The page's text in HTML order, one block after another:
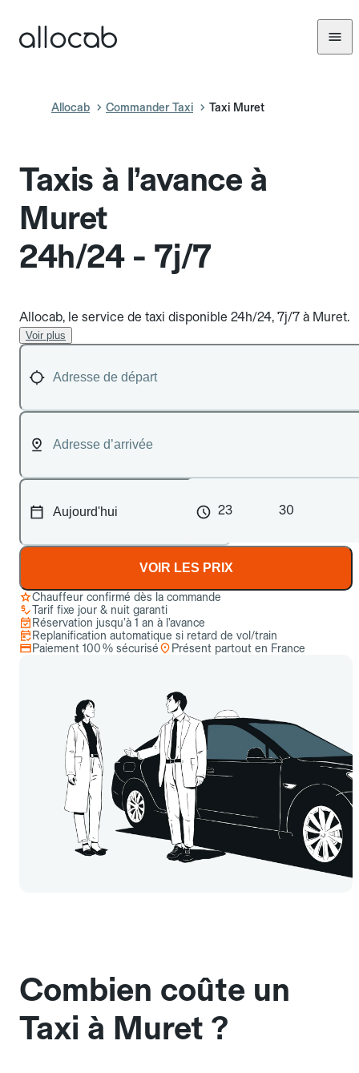
Allocab Commander Taxi Taxi Muret
Taxis à l’avance à
Muret
24h/24 - 7j/7
Allocab, le service de taxi disponible 24h/24, 7j/7 à Muret.
Voir plus
23 30
VOIR LES PRIX
Chauffeur confirmé dès la commande
Tarif fixe jour & nuit garanti
Réservation jusqu’à 1 an à l’avance
Replanification automatique si retard de vol/train
Paiement 100 % sécurisé
Présent partout en France
Combien coûte un
Taxi à Muret ?